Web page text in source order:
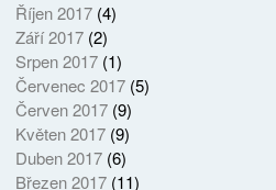
Říjen 2017(4)
Září 2017(2)
Srpen 2017(1)
Červenec 2017(5)
Červen 2017(9)
Květen 2017(9)
Duben 2017(6)
Březen 2017(11)